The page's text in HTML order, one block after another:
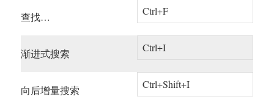
查找… Ctrl+F
渐进式搜索 Ctrl+I
向后增量搜索 Ctrl+Shift+I